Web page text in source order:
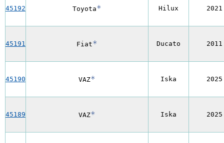
45192 Toyota* Hilux 2021
45191 Fiat* Ducato 2011
45190 VAZ* Iska 2025
45189 VAZ* Iska 2025